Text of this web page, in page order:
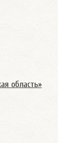
область»